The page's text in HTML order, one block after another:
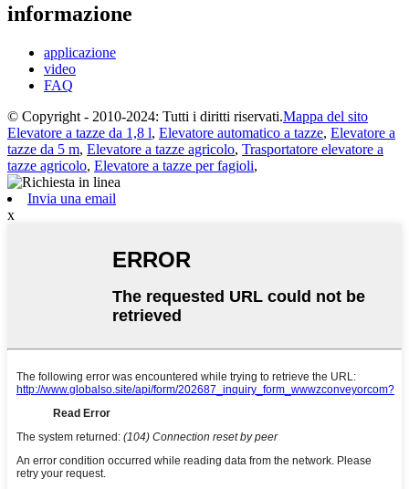
informazione
applicazione
video
FAQ
© Copyright - 2010-2024: Tutti i diritti riservati.Mappa del sito
Elevatore a tazze da 1,8 l, Elevatore automatico a tazze, Elevatore a
tazze da 5 m, Elevatore a tazze agricolo, Trasportatore elevatore a
tazze agricolo, Elevatore a tazze per fagioli,
Invia una email
x